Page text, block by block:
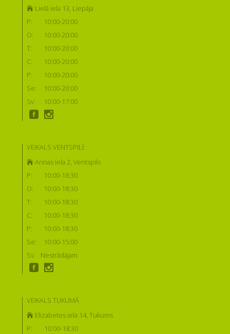
Lielā iela 13, Liepāja
P:
10:00-20:00
O:
10:00-20:00
T:
10:00-20:00
C:
10:00-20:00
P:
10:00-20:00
Se:
10:00-20:00
Sv:
10:00-17:00
VEIKALS VENTSPILĪ:
Annas iela 2, Ventspils
P:
10:00-18:30
O:
10:00-18:30
T:
10:00-18:30
C:
10:00-18:30
P:
10:00-18:30
Se:
10:00-15:00
Sv:
Nestrādājam
VEIKALS TUKUMĀ
Elizabetes iela 14, Tukums
P:
10:00-18:30